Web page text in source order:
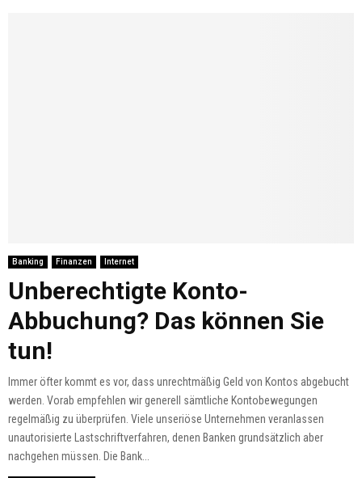
Banking Finanzen Internet
Unberechtigte Konto-
Abbuchung? Das können Sie
tun!
Immer öfter kommt es vor, dass unrechtmäßig Geld von Kontos abgebucht
werden. Vorab empfehlen wir generell sämtliche Kontobewegungen
regelmäßig zu überprüfen. Viele unseriöse Unternehmen veranlassen
unautorisierte Lastschriftverfahren, denen Banken grundsätzlich aber
nachgehen müssen. Die Bank...